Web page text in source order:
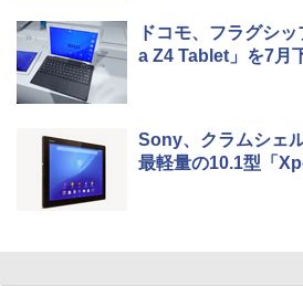
ドコモ、フラグシ
a Z4 Tablet」を7月
Sony、クラムシェ
最軽量の10.1型「